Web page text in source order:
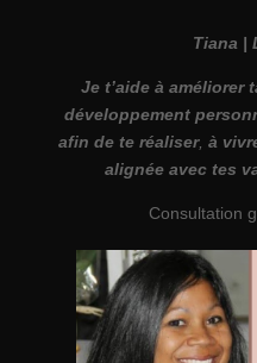
Tiana |
Je t’aide à améliorer
développement
afin de te réaliser, à
alignée avec tes
Consultation